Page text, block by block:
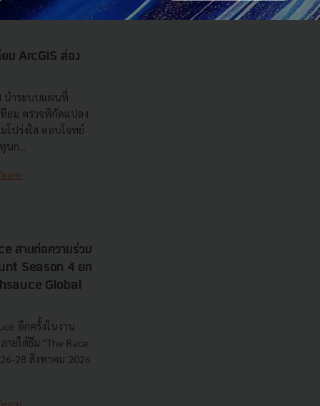
ยม ArcGIS ส่อง
นำระบบแผนที่
ทียม ตรวจพิกัดแปลง
โปร่งใส ตอบโจทย์
นก...
สานต่อความร่วม
Season 4 ยก
Global
อีกครั้งในงาน
ยใต้ธีม "The Race
28 สิงหาคม 2026